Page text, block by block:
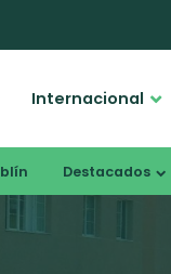
Internacional
Destacados